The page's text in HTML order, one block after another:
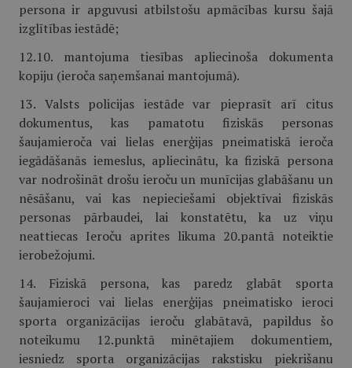
persona ir apguvusi atbilstošu apmācības kursu šajā
izglītības iestādē;
12.10. mantojuma tiesības apliecinoša dokumenta
kopiju (ieroča saņemšanai mantojumā).
13. Valsts policijas iestāde var pieprasīt arī citus
dokumentus, kas pamatotu fiziskās personas
šaujamieroča vai lielas enerģijas pneimatiskā ieroča
iegādāšanās iemeslus, apliecinātu, ka fiziskā persona
var nodrošināt drošu ieroču un munīcijas glabāšanu un
nēsāšanu, vai kas nepieciešami objektīvai fiziskās
personas pārbaudei, lai konstatētu, ka uz viņu
neattiecas Ieroču aprites likuma 20.pantā noteiktie
ierobežojumi.
14. Fiziskā persona, kas paredz glabāt sporta
šaujamieroci vai lielas enerģijas pneimatisko ieroci
sporta organizācijas ieroču glabātavā, papildus šo
noteikumu 12.punktā minētajiem dokumentiem,
iesniedz sporta organizācijas rakstisku piekrišanu